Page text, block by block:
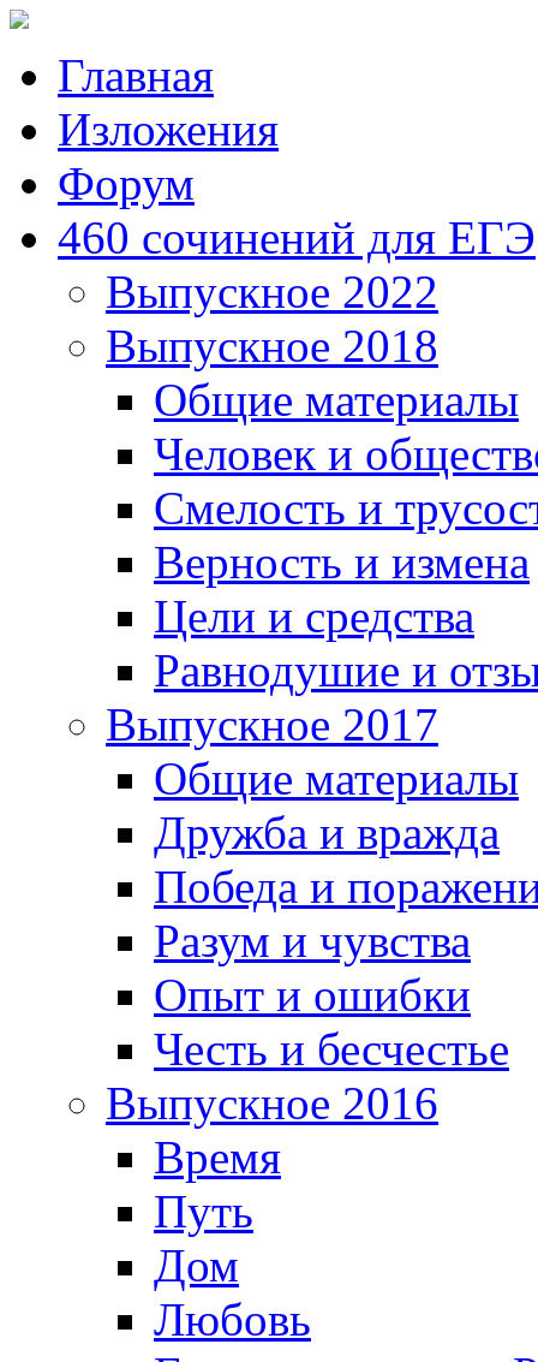
Главная
Изложения
Форум
460 сочинений для ЕГЭ
Выпускное 2022
Выпускное 2018
Общие материалы
Человек и
Смелость и
Верность и измена
Цели и средства
Равнодушие и
Выпускное 2017
Общие материалы
Дружба и вражда
Победа и
Разум и чувства
Опыт и ошибки
Честь и бесчестье
Выпускное 2016
Время
Путь
Дом
Любовь